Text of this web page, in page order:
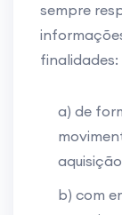
sempre
finalidades:
a) de
b) com